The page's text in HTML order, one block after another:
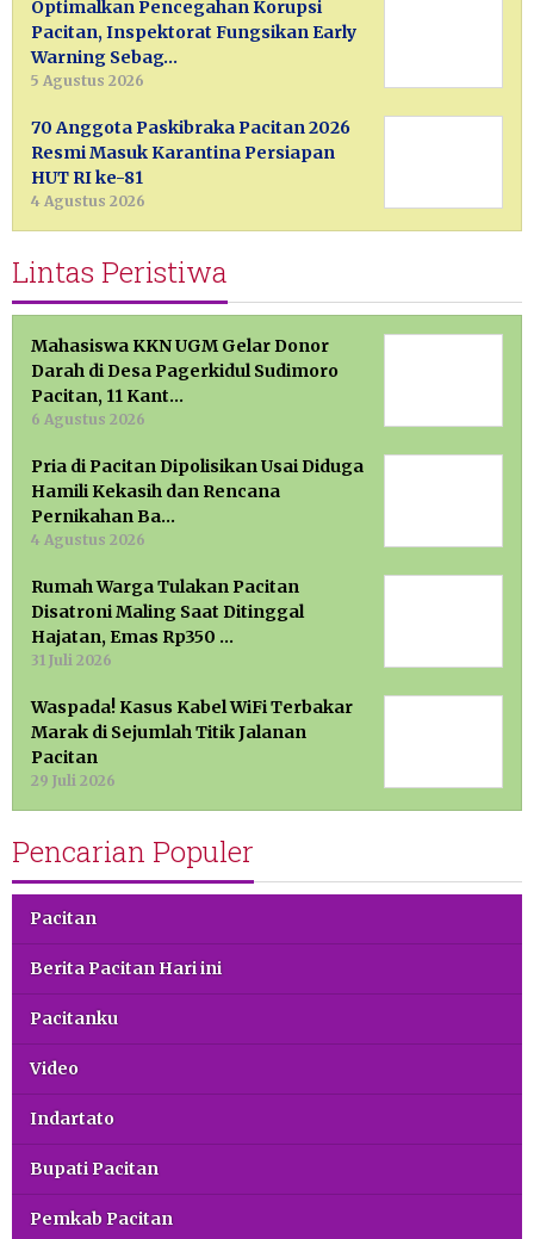
Optimalkan Pencegahan Korupsi
Pacitan, Inspektorat Fungsikan Early
Warning Sebag…
5 Agustus 2026
70 Anggota Paskibraka Pacitan 2026
Resmi Masuk Karantina Persiapan
HUT RI ke-81
4 Agustus 2026
Lintas Peristiwa
Mahasiswa KKN UGM Gelar Donor
Darah di Desa Pagerkidul Sudimoro
Pacitan, 11 Kant…
6 Agustus 2026
Pria di Pacitan Dipolisikan Usai Diduga
Hamili Kekasih dan Rencana
Pernikahan Ba…
4 Agustus 2026
Rumah Warga Tulakan Pacitan
Disatroni Maling Saat Ditinggal
Hajatan, Emas Rp350 …
31 Juli 2026
Waspada! Kasus Kabel WiFi Terbakar
Marak di Sejumlah Titik Jalanan
Pacitan
29 Juli 2026
Pencarian Populer
Pacitan
Berita Pacitan Hari ini
Pacitanku
Video
Indartato
Bupati Pacitan
Pemkab Pacitan